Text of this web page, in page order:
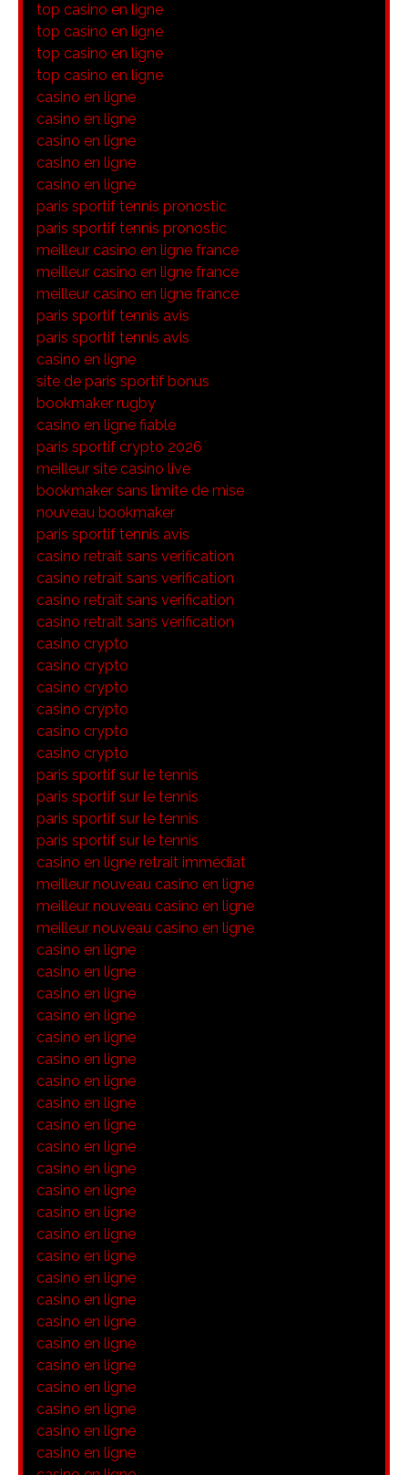
top casino en ligne
top casino en ligne
top casino en ligne
top casino en ligne
casino en ligne
casino en ligne
casino en ligne
casino en ligne
casino en ligne
paris sportif tennis pronostic
paris sportif tennis pronostic
meilleur casino en ligne france
meilleur casino en ligne france
meilleur casino en ligne france
paris sportif tennis avis
paris sportif tennis avis
casino en ligne
site de paris sportif bonus
bookmaker rugby
casino en ligne fiable
paris sportif crypto 2026
meilleur site casino live
bookmaker sans limite de mise
nouveau bookmaker
paris sportif tennis avis
casino retrait sans verification
casino retrait sans verification
casino retrait sans verification
casino retrait sans verification
casino crypto
casino crypto
casino crypto
casino crypto
casino crypto
casino crypto
paris sportif sur le tennis
paris sportif sur le tennis
paris sportif sur le tennis
paris sportif sur le tennis
casino en ligne retrait immédiat
meilleur nouveau casino en ligne
meilleur nouveau casino en ligne
meilleur nouveau casino en ligne
casino en ligne
casino en ligne
casino en ligne
casino en ligne
casino en ligne
casino en ligne
casino en ligne
casino en ligne
casino en ligne
casino en ligne
casino en ligne
casino en ligne
casino en ligne
casino en ligne
casino en ligne
casino en ligne
casino en ligne
casino en ligne
casino en ligne
casino en ligne
casino en ligne
casino en ligne
casino en ligne
casino en ligne